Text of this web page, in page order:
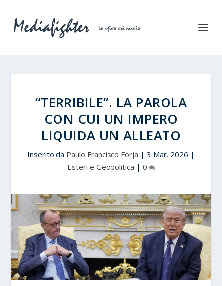
“TERRIBILE”. LA PAROLA
CON CUI UN IMPERO
LIQUIDA UN ALLEATO
Inserito da Paulo Francisco Forja | 3 Mar, 2026 |
Esteri e Geopolitica | 0